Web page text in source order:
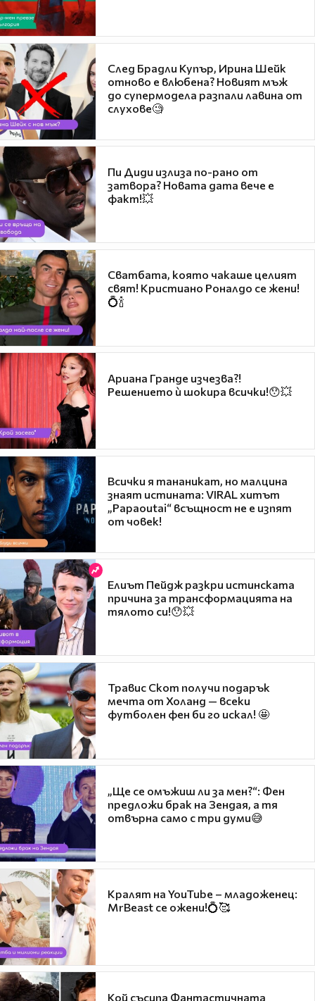
След Брадли Купър, Ирина Шейк
отново е влюбена? Новият мъж
до супермодела разпали лавина от
слухове🧐
Пи Диди излиза по-рано от
затвора? Новата дата вече е
факт!💥
Сватбата, която чакаше целият
свят! Кристиано Роналдо се жени!
💍🍾
Ариана Гранде изчезва?!
Решението ѝ шокира всички!😯💥
Всички я тананикат, но малцина
знаят истината: VIRAL хитът
„Papaoutai“ всъщност не е изпят
от човек!
Елиът Пейдж разкри истинската
причина за трансформацията на
тялото си!😯💥
Травис Скот получи подарък
мечта от Холанд — всеки
футболен фен би го искал! 🤩
„Ще се омъжиш ли за мен?“: Фен
предложи брак на Зендая, а тя
отвърна само с три думи😅
Кралят на YouTube – младоженец:
MrBeast се ожени!💍🥰
Кой съсипа Фантастичната